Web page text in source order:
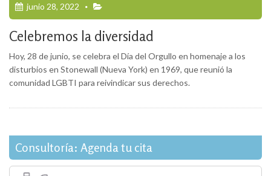
junio 28, 2022
Celebremos la diversidad
Hoy, 28 de junio, se celebra el Día del Orgullo en homenaje a los
disturbios en Stonewall (Nueva York) en 1969, que reunió la
comunidad LGBTI para reivindicar sus derechos.
Consultoría: Agenda tu cita